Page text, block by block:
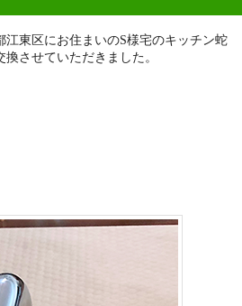
江東区にお住まいのS様宅のキッチン蛇
換させていただきました。